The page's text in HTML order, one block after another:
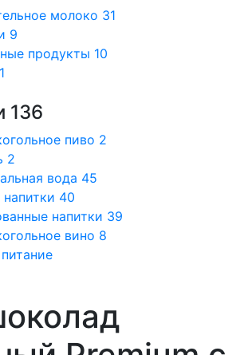
молоко 31
9
продукты 10
1
136
пиво 2
2
вода 45
40
напитки 39
вино 8